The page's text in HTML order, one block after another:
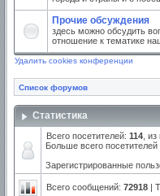
Прочие обсуждения
здесь можно обсудить
отношение к тематике
Удалить cookies конференции
Список форумов
Статистика
Всего посетителей: 114 ,
Больше всего посетителей
Зарегистрированные
Всего сообщений: 72918 |